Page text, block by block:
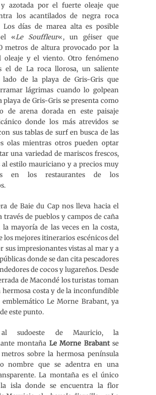
azotada por el fuerte oleaje que
los acantilados de negra roca
Los días de marea alta es posible
el «Le Souffleur«, un géiser que
metros de altura provocado por la
oleaje y el viento. Otro fenómeno
el de La roca llorosa, un saliente
lado de la playa de Gris-Gris que
lágrimas cuando lo golpean
playa de Gris-Gris se presenta como
de arena dorada en este paisaje
donde los más atrevidos se
sus tablas de surf en busca de las
olas mientras otros pueden optar
una variedad de mariscos frescos,
al estilo mauriciano y a precios muy
en los restaurantes de los
de Baie du Cap nos lleva hacia el
través de pueblos y campos de caña
la mayoría de las veces en la costa,
los mejores itinerarios escénicos del
sus impresionantes vistas al mar y a
donde se dan cita pescadores
de cocos y lugareños. Desde
de Macondé los turistas toman
hermosa costa y de la inconfundible
Le Morne Brabant, ya
este punto.
al sudoeste de Mauricio, la
montaña Le Morne Brabantse
metros sobre la hermosa península
nombre que se adentra en una
La montaña es el único
isla donde se encuentra la flor